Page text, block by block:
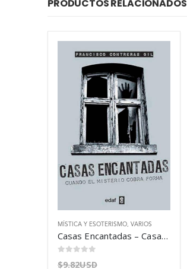
PRODUCTOS RELACIONADOS
MÍSTICA Y ESOTERISMO VARIOS
Casas Encantadas – Casares Rafael
$9.82USD